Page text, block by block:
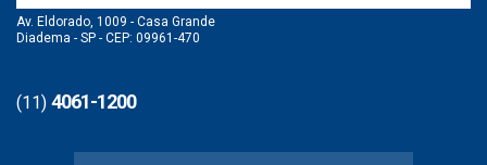
Av. Eldorado, 1009 - Casa Grande
Diadema - SP - CEP: 09961-470
(11) 4061-1200